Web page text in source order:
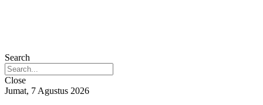
Search
Close
Jumat, 7 Agustus 2026